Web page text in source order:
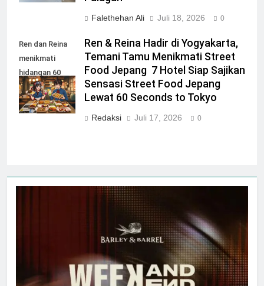
Falethehan Ali Juli 18, 2026 0
Ren dan Reina
menikmati
hidangan 60
Seconds to
Tokyo
Ren & Reina Hadir di Yogyakarta,
Temani Tamu Menikmati Street
Food Jepang 7 Hotel Siap Sajikan
Sensasi Street Food Jepang
Lewat 60 Seconds to Tokyo
Redaksi Juli 17, 2026 0